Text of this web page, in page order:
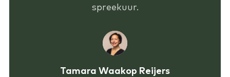
spreekuur.
Tamara Waakop Reijers